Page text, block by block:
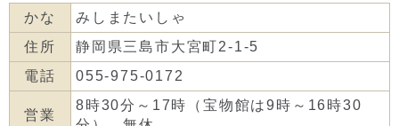
かな
みしまたいしゃ
住所
静岡県三島市大宮町2-1-5
電話
055-975-0172
営業
8時30分～17時（宝物館は9時～16時30